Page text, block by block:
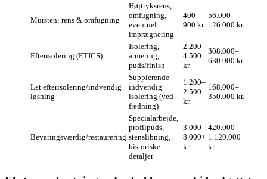
Mursten: rens & omfugning
Højtryksrens,
omfugning,
eventuel
imprægnering
400–
900 kr.
56.000–
126.000 kr.
Efterisolering (ETICS)
Isolering,
armering,
puds/finish
2.200–
4.500
kr.
308.000–
630.000 kr.
Let efterisolering/indvendig
løsning
Supplerende
indvendig
isolering (ved
fredning)
1.200–
2.500
kr.
168.000–
350.000 kr.
Bevaringsværdig/restaurering
Specialarbejde,
profilpuds,
stenslibning,
historiske
detaljer
3.000–
8.000+
kr.
420.000–
1.120.000+
kr.